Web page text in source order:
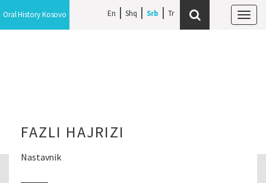
En Shq Srb
Oral History Kosovo
FAZLI HAJRIZI
Nastavnik